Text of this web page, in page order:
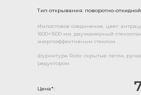
Тип открывания: поворотно-откидной
Цена*:
Импостовое соединение, цвет:
1600×1600 мм, двухкамерный
энергоэффективным стеклом.
Фурнитура Roto: скрытые петли,
редуктором.